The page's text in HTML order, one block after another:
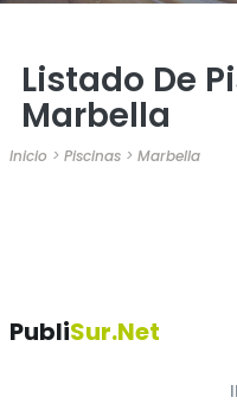
Listado De
Marbella
Inicio > Piscinas> Marbella
PubliSur.net